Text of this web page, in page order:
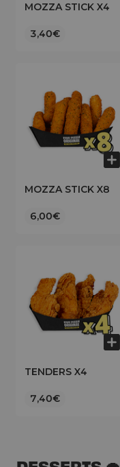
MOZZA STICK X4
3,40€
MOZZA STICK X8
6,00€
TENDERS X4
7,40€